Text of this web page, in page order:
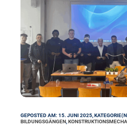
GEPOSTED AM: 15. JUNI 2025,
BILDUNGSGÄNGEN,